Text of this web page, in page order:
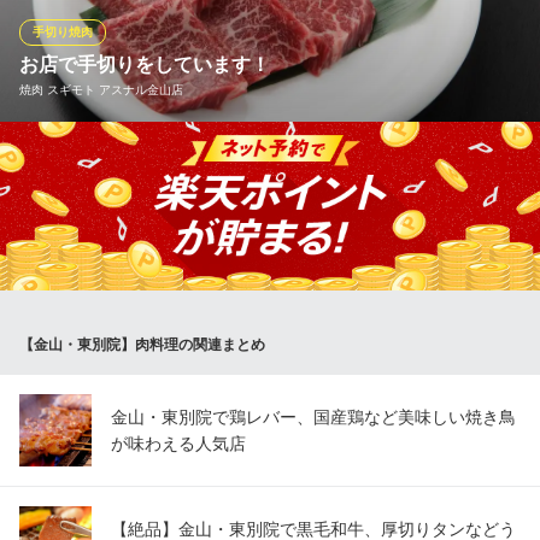
合います。二人きりのデートやお誕生日のお祝いにも喜んでいた
だけます。
【全席個室】牛タン×個室居酒屋 くろさわ 金山駅前店
黒毛和牛&銀座牛タン
地下鉄名城・名港線金山駅 徒歩1分
愛知県名古屋市中区金山2-16-16 冨士田ビル5F
お店で手切りをしています！
焼肉 スギモト アスナル金山店
手切り焼肉
店内でカッティングしている為、新鮮なお肉をお召し上がりいた
だけます。
焼肉 スギモト アスナル金山店
焼肉・ステーキ
ＪＲ中央本線金山駅北口 徒歩1分
【金山・東別院】肉料理の関連まとめ
金山・東別院で鶏レバー、国産鶏など美味しい焼き鳥
が味わえる人気店
【絶品】金山・東別院で黒毛和牛、厚切りタンなどう